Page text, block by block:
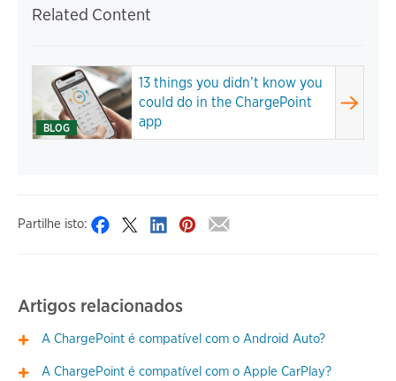
Related Content
BLOG
13 things you didn’t know you
could do in the ChargePoint
app
Partilhe isto:
Artigos relacionados
A ChargePoint é compatível com o Android Auto?
A ChargePoint é compatível com o Apple CarPlay?